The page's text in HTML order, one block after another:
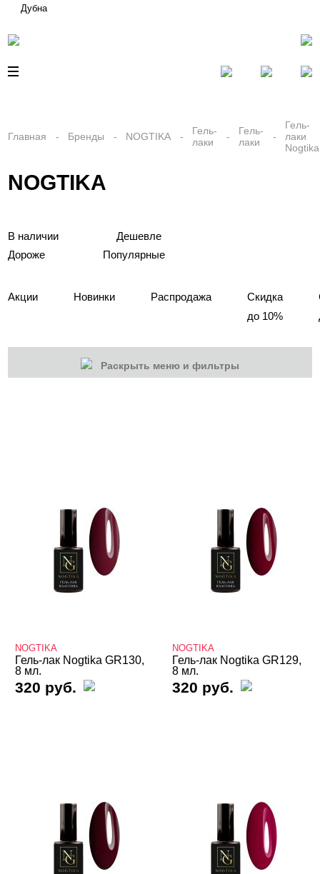
Дубна
Главная Бренды NOGTIKA
Гель-
лаки
Гель-
лаки
Гель-
лаки
Nogtika
NOGTIKA
В наличии
Дешевле
Дороже
Популярные
Акции Новинки Распродажа
Скидка
до 10%
Раскрыть меню и фильтры
Кошачий глаз NOGTIKA
Светоотражающие Nogtika
Топы
педикюра
Гель-лаки NOGTIKA серия GR
Кварц
Классические GR
Красные
Кристальные
NOGTIKA
Гель-лак Nogtika GR130,
8 мл.
320 руб.
NOGTIKA
Гель-лак Nogtika GR129,
8 мл.
320 руб.